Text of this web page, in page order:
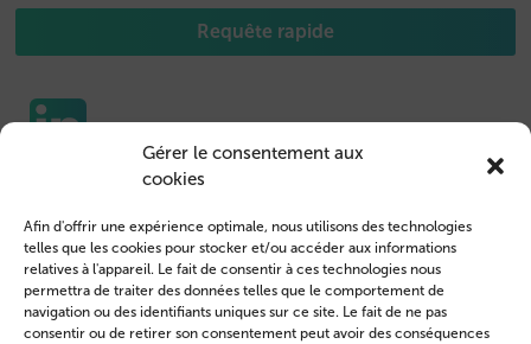
Gérer le consentement aux
cookies
Afin d'offrir une expérience optimale, nous utilisons des technologies
telles que les cookies pour stocker et/ou accéder aux informations
relatives à l'appareil. Le fait de consentir à ces technologies nous
permettra de traiter des données telles que le comportement de
navigation ou des identifiants uniques sur ce site. Le fait de ne pas
consentir ou de retirer son consentement peut avoir des conséquences
Requête rapide
Housse de Tablet
Devenir revendeur
Profil de l’entreprise
Connexion des clients
Mentions légales
Conditions générales